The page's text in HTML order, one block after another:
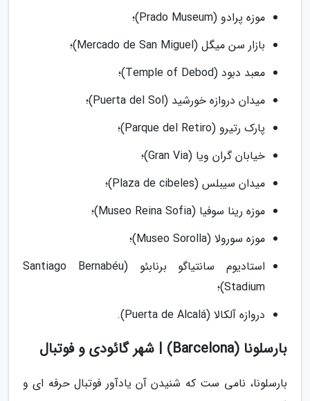
موزه پرادو (Prado Museum)؛
بازار سن میگل (Mercado de San Miguel)؛
معبد دبود (Temple of Debod)؛
میدان دروازه خورشید (Puerta del Sol)؛
پارک رتیرو (Parque del Retiro)؛
خیابان گران ویا (Gran Via)؛
میدان سیبلس (Plaza de cibeles)؛
موزه رینا سوفیا (Museo Reina Sofia)؛
موزه سورولا (Museo Sorolla)؛
استادیوم سانتیاگو برنابئو (Santiago Bernabéu
Stadium)؛
دروازه آلکالا (Puerta de Alcalá).
بارسلونا (Barcelona) | شهر گائودی و فوتبال
بارسلونا، نامی ست که شنیدن آن یادآور فوتبال حرفه ای و